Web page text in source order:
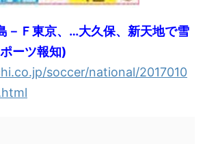
－Ｆ東京、…大久保、新天地で雪
ーツ報知)
soccer/national/2017010